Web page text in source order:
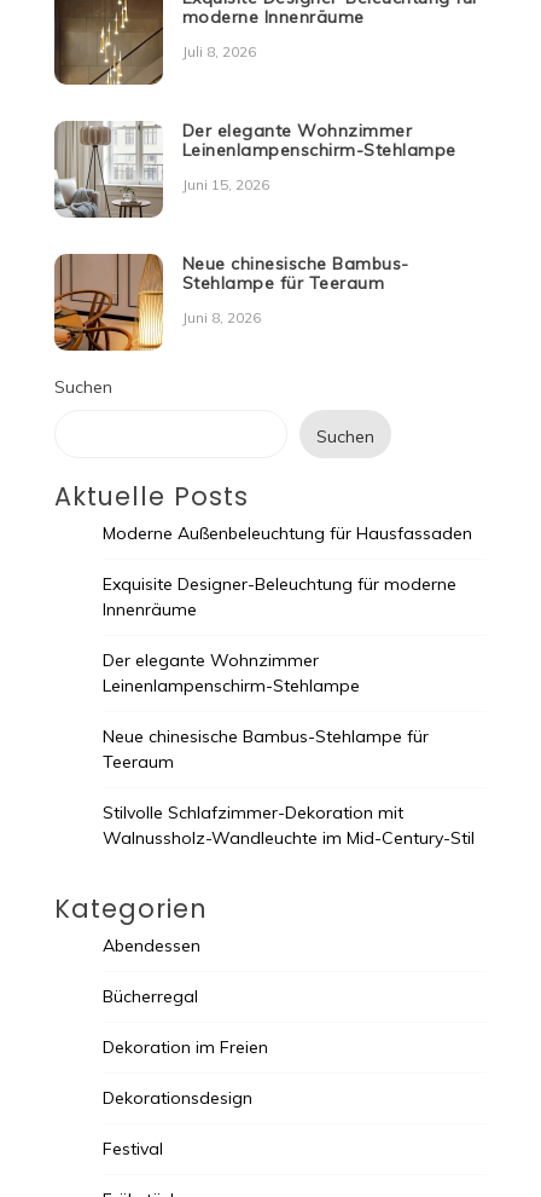
moderne Innenräume
Juli 8, 2026
Der elegante Wohnzimmer
Leinenlampenschirm-Stehlampe
Juni 15, 2026
Neue chinesische Bambus-
Stehlampe für Teeraum
Juni 8, 2026
Suchen
Suchen
Aktuelle Posts
Moderne Außenbeleuchtung für Hausfassaden
Exquisite Designer-Beleuchtung für moderne
Innenräume
Der elegante Wohnzimmer
Leinenlampenschirm-Stehlampe
Neue chinesische Bambus-Stehlampe für
Teeraum
Stilvolle Schlafzimmer-Dekoration mit
Walnussholz-Wandleuchte im Mid-Century-Stil
Kategorien
Abendessen
Bücherregal
Dekoration im Freien
Dekorationsdesign
Festival